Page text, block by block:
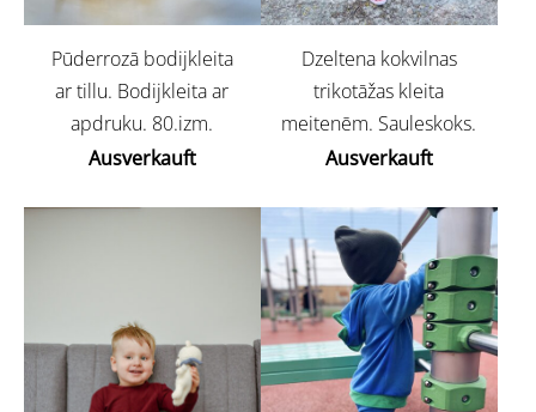
Pūderrozā bodijkleita
ar tillu. Bodijkleita ar
apdruku. 80.izm.
Ausverkauft
Dzeltena kokvilnas
trikotāžas kleita
meitenēm. Sauleskoks.
Ausverkauft